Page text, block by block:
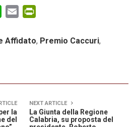
WhatsApp
Email
Affidato, Premio Caccuri,
la
del
NEXT ARTICLE
La Giunta della Regione
Calabria, su proposta del